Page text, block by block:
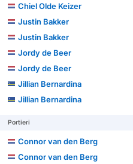
Chiel Olde Keizer
Justin Bakker
Justin Bakker
Jordy de Beer
Jordy de Beer
Jillian Bernardina
Jillian Bernardina
Portieri
Connor van den Berg
Connor van den Berg